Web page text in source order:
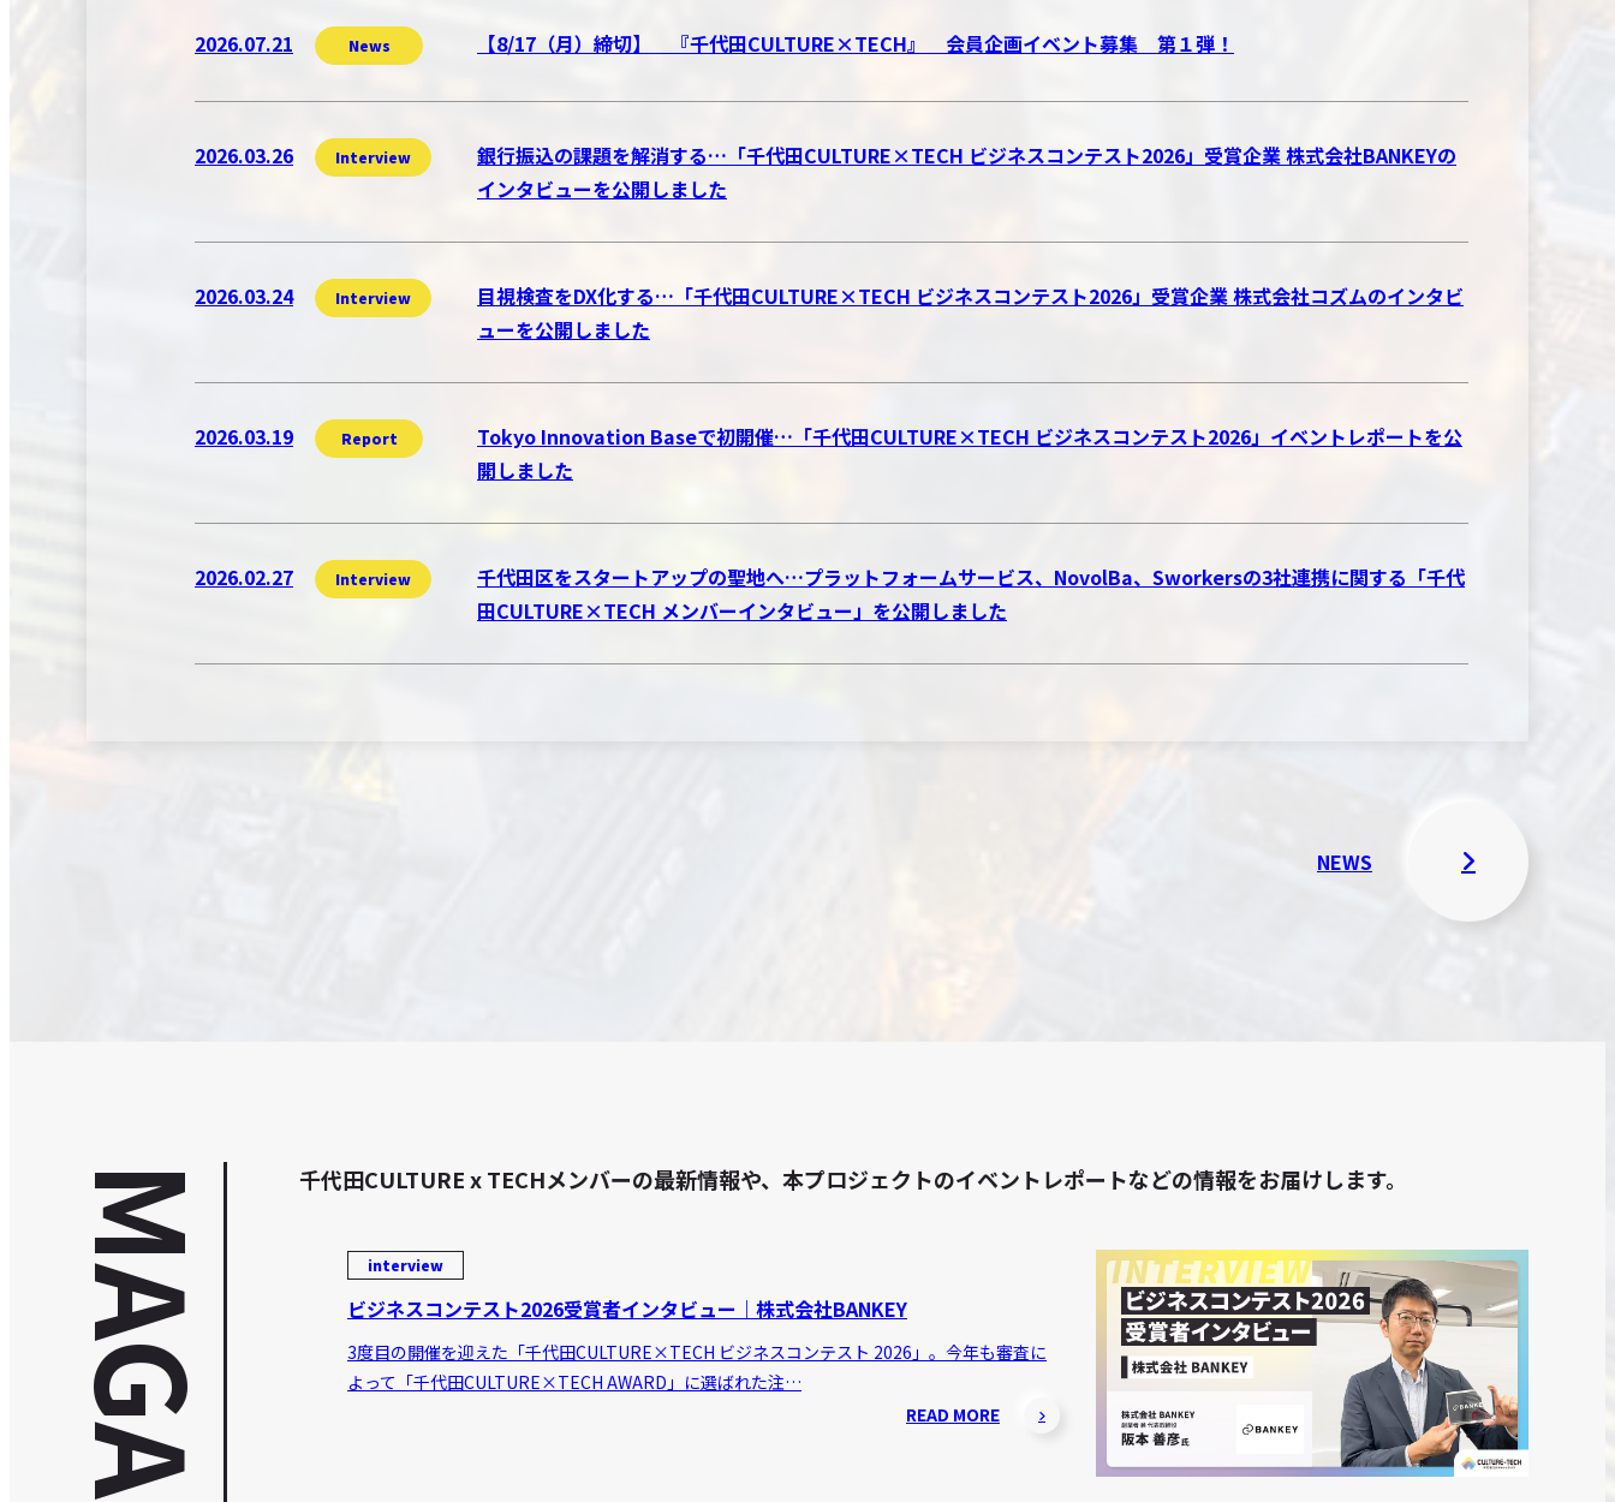
2026.07.21 News 【8/17（月）締切】 『千代田CULTURE×TECH』 会員企画イベント募集 第１弾！
2026.03.26 Interview
銀行振込の課題を解消する…「千代田CULTURE×TECH ビジネスコンテスト2026」受賞企業 株式会社BANKEYの
インタビューを公開しました
2026.03.24 Interview
目視検査をDX化する…「千代田CULTURE×TECH ビジネスコンテスト2026」受賞企業 株式会社コズムのインタビ
ューを公開しました
2026.03.19 Report
Tokyo Innovation Baseで初開催…「千代田CULTURE×TECH ビジネスコンテスト2026」イベントレポートを公
開しました
2026.02.27 Interview
千代田区をスタートアップの聖地へ…プラットフォームサービス、NovolBa、Sworkersの3社連携に関する「千代
田CULTURE×TECH メンバーインタビュー」を公開しました
NEWS
千代田CULTURE x TECHメンバーの最新情報や、本プロジェクトのイベントレポートなどの情報をお届けします。
interview
ビジネスコンテスト2026受賞者インタビュー｜株式会社BANKEY
3度目の開催を迎えた「千代田CULTURE×TECH ビジネスコンテスト 2026」。今年も審査に
よって「千代田CULTURE×TECH AWARD」に選ばれた注…
READ MORE